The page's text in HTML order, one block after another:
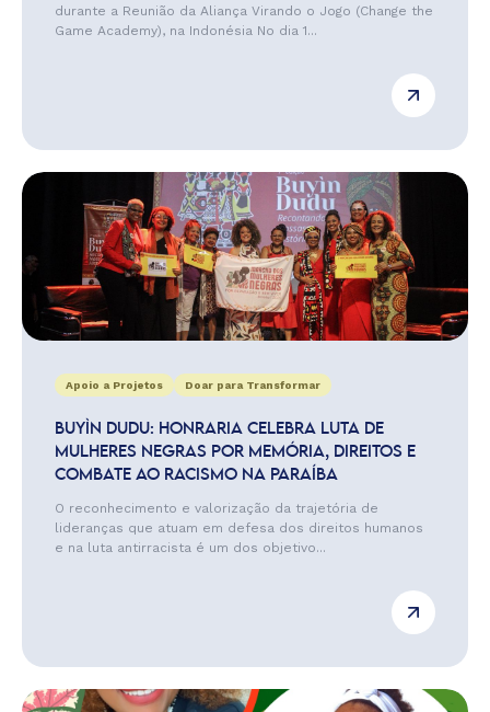
durante a Reunião da Aliança Virando o Jogo (Change the
Game Academy), na Indonésia No dia 1...
Apoio a Projetos Doar para Transformar
BUYÌN DUDU: HONRARIA CELEBRA LUTA DE
MULHERES NEGRAS POR MEMÓRIA, DIREITOS E
COMBATE AO RACISMO NA PARAÍBA
O reconhecimento e valorização da trajetória de
lideranças que atuam em defesa dos direitos humanos
e na luta antirracista é um dos objetivo...